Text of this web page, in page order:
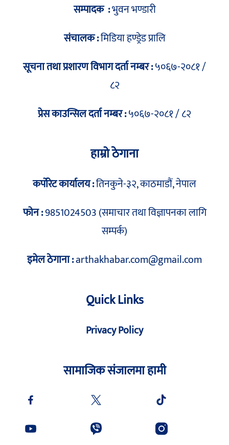
सम्पादक :भुवन भण्डारी
संचालक :मिडिया हण्ड्रेड प्रालि
सूचना तथा प्रशारण विभाग दर्ता नम्बर :५०६७-२०८१ /
८२
प्रेस काउन्सिल दर्ता नम्बर :५०६७-२०८१ / ८२
हाम्रो ठेगाना
कर्पोरेट कार्यालय :तिनकुने-३२, काठमाडौं, नेपाल
फोन :9851024503 (समाचार तथा विज्ञापनका लागि
सम्पर्क)
इमेल ठेगाना :arthakhabar.com@gmail.com
Quick Links
Privacy Policy
सामाजिक संजालमा हामी